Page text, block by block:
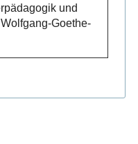
und
Goethe-